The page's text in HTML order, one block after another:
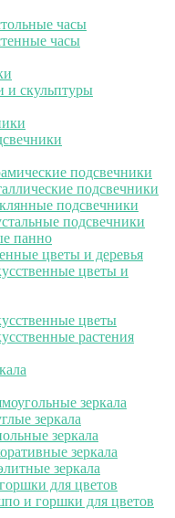
часы
часы
и скульптуры
подсвечники
подсвечники
подсвечники
подсвечники
панно
цветы и деревья
цветы и
цветы
растения
зеркала
зеркала
зеркала
зеркала
зеркала
для цветов
и горшки для цветов